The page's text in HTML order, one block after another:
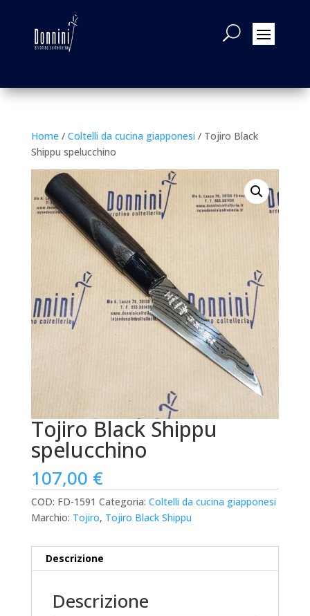
Home / Coltelli da cucina giapponesi / Tojiro Black
Shippu spelucchino
Tojiro Black Shippu
spelucchino
107,00 €
COD: FD-1591 Categoria: Coltelli da cucina giapponesi
Marchio: Tojiro, Tojiro Black Shippu
Descrizione
Descrizione